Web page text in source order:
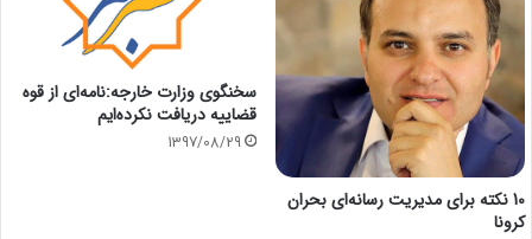
10 نکته برای مدیریت رسانه‌ای بحران
کرونا
سخنگوی وزارت خارجه:نامه‌ای از قوه
قضاییه دریافت نکرده‌ایم
1397/08/29